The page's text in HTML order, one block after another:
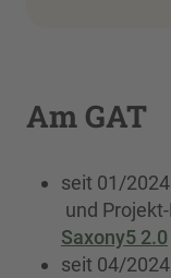
Am GAT
seit 01/
und
Saxony5 2.0
seit 04/